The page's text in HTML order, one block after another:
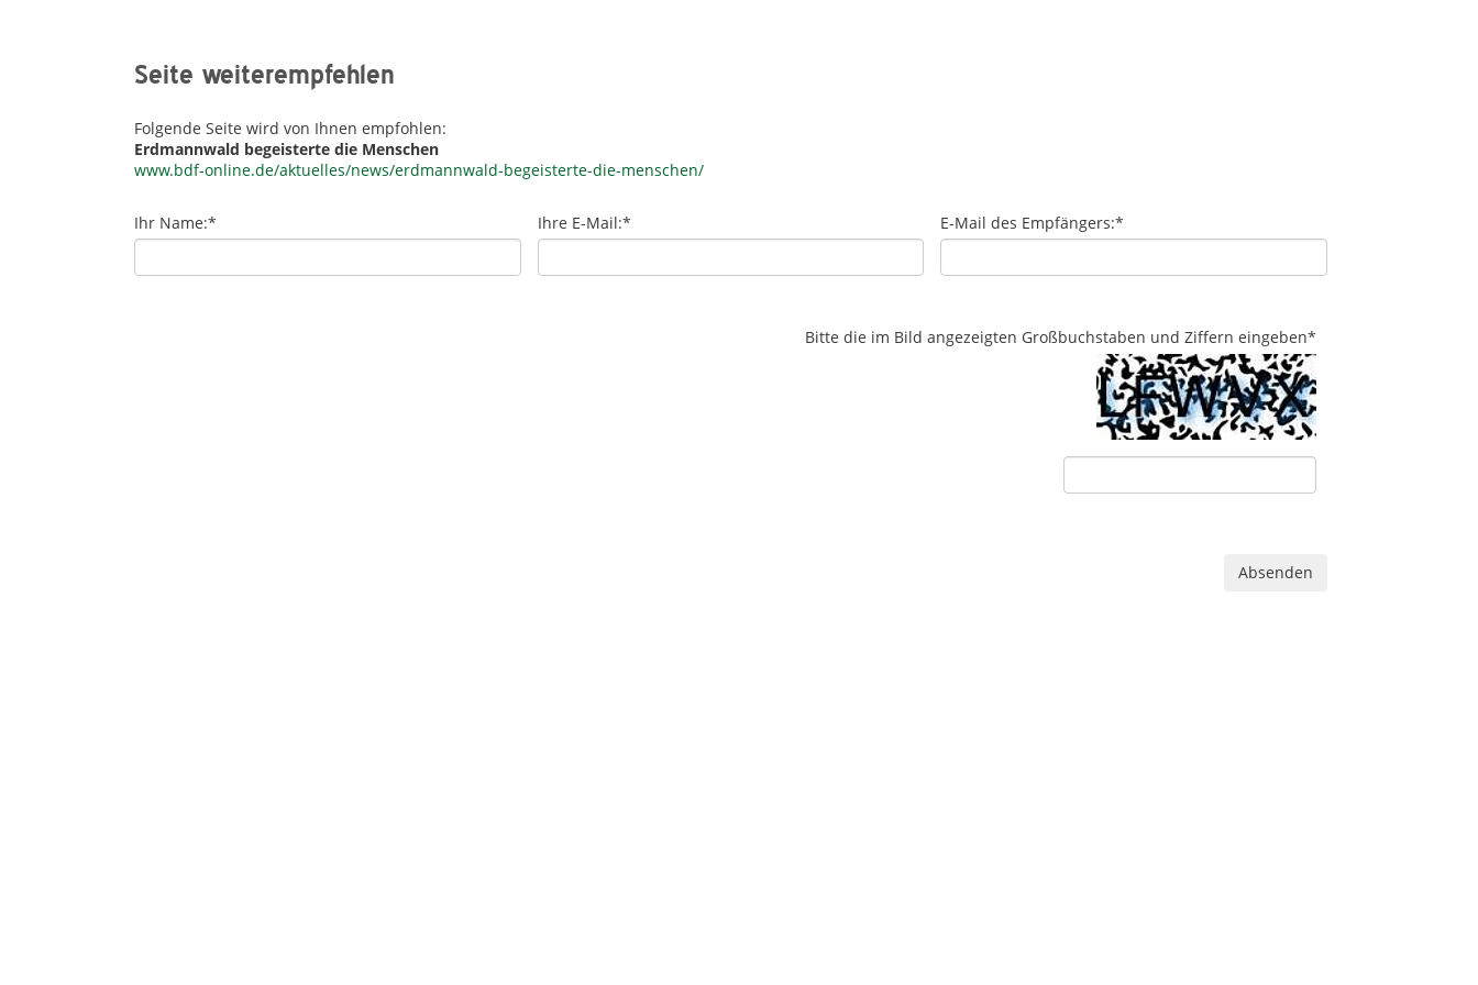
Seite weiterempfehlen
Folgende Seite wird von Ihnen empfohlen:
Erdmannwald begeisterte die Menschen
www.bdf-online.de/aktuelles/news/erdmannwald-begeisterte-die-menschen/
Ihr Name:* Ihre E-Mail:* E-Mail des Empfängers:*
Bitte die im Bild angezeigten Großbuchstaben und Ziffern eingeben*
Absenden